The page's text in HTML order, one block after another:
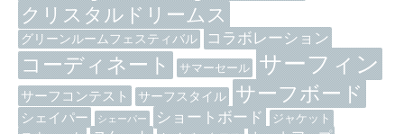
クリスタルドリームス
グリーンルームフェスティバル コラボレーション
コーディネート サマーセール サーフィン
サーフコンテスト サーフスタイル サーフボード
シェイパー シェーパー ショートボード ジャケット